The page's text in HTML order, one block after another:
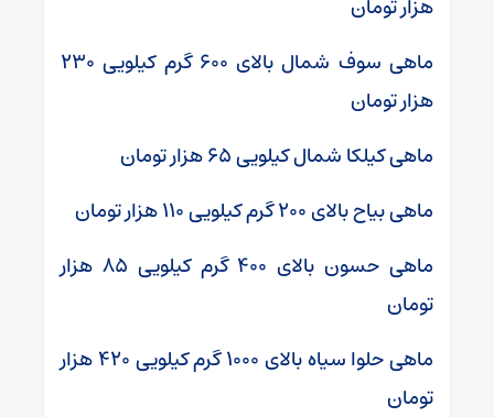
هزار تومان
ماهی سوف شمال بالای ۶۰۰ گرم کیلویی ۲۳۰
هزار تومان
ماهی کیلکا شمال کیلویی ۶۵ هزار تومان
ماهی بیاح بالای ۲۰۰ گرم کیلویی ۱۱۰ هزار تومان
ماهی حسون بالای ۴۰۰ گرم کیلویی ۸۵ هزار
تومان
ماهی حلوا سیاه بالای ۱۰۰۰ گرم کیلویی ۴۲۰ هزار
تومان